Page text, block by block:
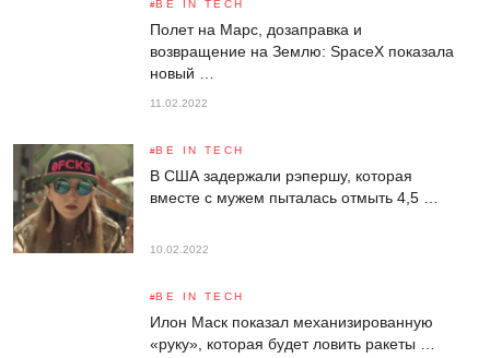
BE IN TECH
Полет на Марс, дозаправка и
возвращение на Землю: SpaceX показала
новый …
11.02.2022
BE IN TECH
В США задержали рэпершу, которая
вместе с мужем пыталась отмыть 4,5 …
10.02.2022
BE IN TECH
Илон Маск показал механизированную
«руку», которая будет ловить ракеты …